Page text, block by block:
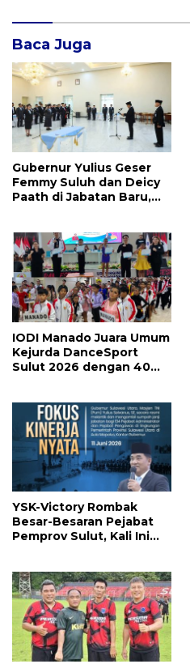
Baca Juga
Gubernur Yulius Geser
Femmy Suluh dan Deicy
Paath di Jabatan Baru,
IODI Manado Juara Umum
Kejurda DanceSport
Sulut 2026 dengan 40
Menanti
YSK-Victory Rombak
Besar-Besaran Pejabat
Pemprov Sulut, Kali Ini